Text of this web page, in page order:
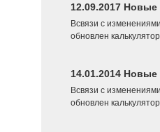
12.09.2017
Всвязи с
обновлен
14.01.2014
Всвязи с
обновлен